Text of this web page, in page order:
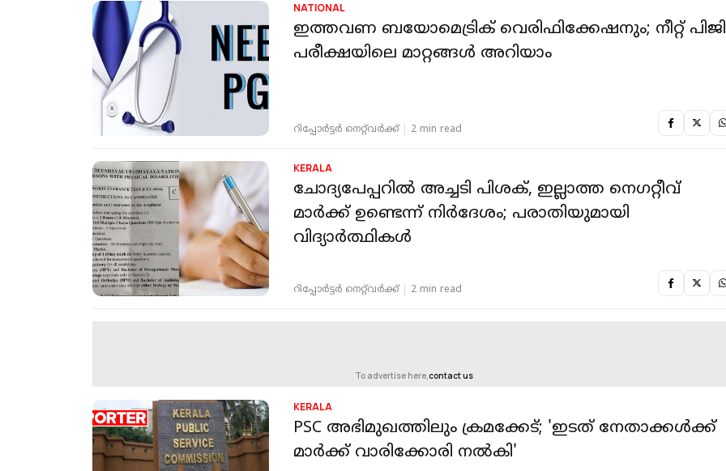
NATIONAL
ഇത്തവണ ബയോമെട്രിക് വെരിഫിക്കേഷനും; നീറ്റ് പിജി
പരീക്ഷയിലെ മാറ്റങ്ങള്‍ അറിയാം
റിപ്പോർട്ടർ നെറ്റ്‌വര്‍ക്ക്‌ 2 min read
KERALA
ചോദ്യപേപ്പറിൽ അച്ചടി പിശക്, ഇല്ലാത്ത നെഗറ്റീവ്
മാർക്ക് ഉണ്ടെന്ന് നിർദേശം; പരാതിയുമായി
വിദ്യാർത്ഥികൾ
റിപ്പോർട്ടർ നെറ്റ്‌വര്‍ക്ക്‌ 2 min read
To advertise here,contact us
KERALA
PSC അഭിമുഖത്തിലും ക്രമക്കേട്; 'ഇടത് നേതാക്കള്‍ക്ക്
മാര്‍ക്ക് വാരിക്കോരി നല്‍കി'